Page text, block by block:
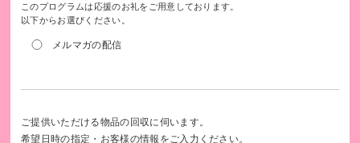
体調や苦手な食べ物、調理器具の有無などを聞き、ひとりひ
このプログラムは応援のお礼をご用意しております。
以下からお選びください。
メルマガの配信
ご提供いただける物品の回収に伺います。
希望日時の指定・お客様の情報をご入力ください。